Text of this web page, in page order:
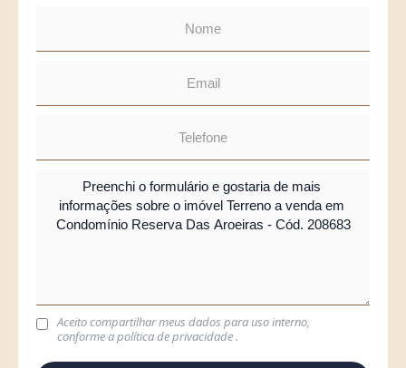
Aceito compartilhar meus dados para uso interno,
conforme apolítica de privacidade.